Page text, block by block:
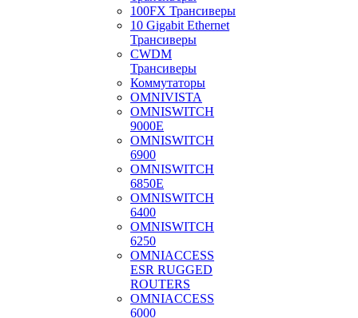
100FX Трансиверы
10 Gigabit Ethernet
Трансиверы
CWDM
Трансиверы
Коммутаторы
OMNIVISTA
OMNISWITCH
9000E
OMNISWITCH
6900
OMNISWITCH
6850E
OMNISWITCH
6400
OMNISWITCH
6250
OMNIACCESS
ESR RUGGED
ROUTERS
OMNIACCESS
6000